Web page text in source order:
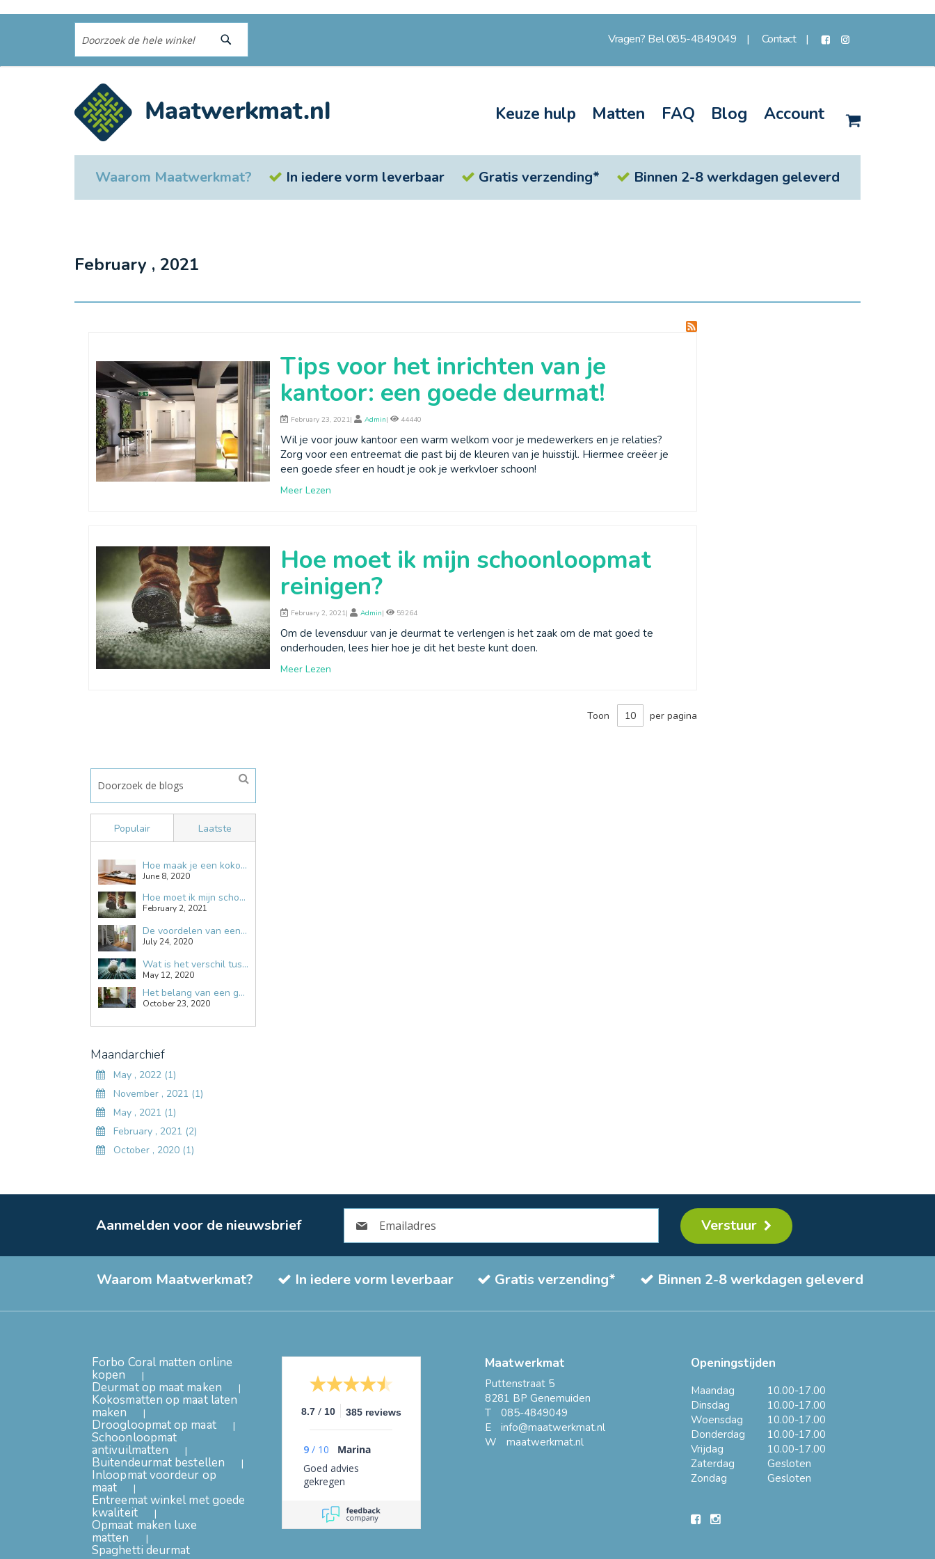
Ga
naar
inhoud
Search
Vragen? Bel 085-4849049 Contact
Keuze hulp Matten FAQ Blog Account
Waarom Maatwerkmat? In iedere vorm leverbaar Gratis verzending* Binnen 2-8 werkdagen geleverd
February , 2021
Tips voor het inrichten van je
kantoor: een goede deurmat!
February 23, 2021| Admin| 44440
Wil je voor jouw kantoor een warm welkom voor je medewerkers en je relaties?
Zorg voor een entreemat die past bij de kleuren van je huisstijl. Hiermee creëer je
een goede sfeer en houdt je ook je werkvloer schoon!
Meer Lezen
Hoe moet ik mijn schoonloopmat
reinigen?
February 2, 2021| Admin| 59264
Om de levensduur van je deurmat te verlengen is het zaak om de mat goed te
onderhouden, lees hier hoe je dit het beste kunt doen.
Meer Lezen
Toon per pagina
Populair
Hoe maak je een kokosmat schoon?
June 8, 2020
Hoe moet ik mijn schoonloopmat reinigen?
February 2, 2021
De voordelen van een kokosmat
July 24, 2020
Wat is het verschil tussen een droogloopmat en een schoonloopmat?
May 12, 2020
Het belang van een goede deurmat
October 23, 2020
Laatste
Maandarchief
May , 2022 (1)
November , 2021 (1)
May , 2021 (1)
February , 2021 (2)
October , 2020 (1)
Aanmelden voor de nieuwsbrief Verstuur
Waarom Maatwerkmat? In iedere vorm leverbaar Gratis verzending* Binnen 2-8 werkdagen geleverd
Forbo Coral matten online
kopen
Deurmat op maat maken
Kokosmatten op maat laten
maken
Droogloopmat op maat
Schoonloopmat
antivuilmatten
Buitendeurmat bestellen
Inloopmat voordeur op
maat
Entreemat winkel met goede
kwaliteit
Opmaat maken luxe
matten
Spaghetti deurmat
8.7 / 10 385 reviews
9 / 10
Marina
Goed advies
gekregen
Maatwerkmat
Puttenstraat 5
8281 BP Genemuiden
T
085-4849049
E
info@maatwerkmat.nl
W
maatwerkmat.nl
Openingstijden
Maandag
10.00-17.00
Dinsdag
10.00-17.00
Woensdag
10.00-17.00
Donderdag
10.00-17.00
Vrijdag
10.00-17.00
Zaterdag
Gesloten
Zondag
Gesloten